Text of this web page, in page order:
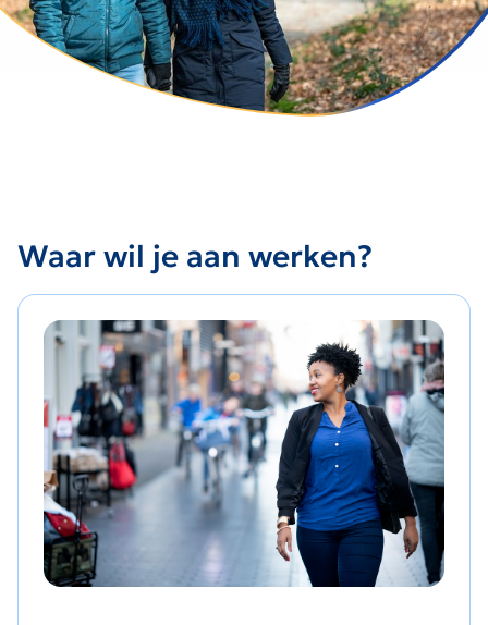
Waar wil je aan werken?